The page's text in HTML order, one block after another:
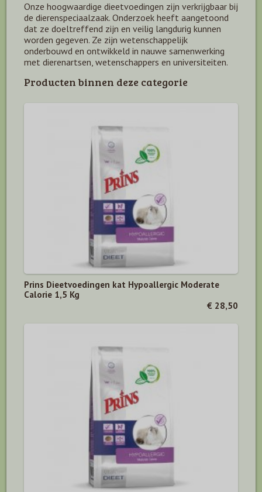
Onze hoogwaardige dieetvoedingen zijn verkrijgbaar bij
de dierenspeciaalzaak. Onderzoek heeft aangetoond
dat ze doeltreffend zijn en veilig langdurig kunnen
worden gegeven. Ze zijn wetenschappelijk
onderbouwd en ontwikkeld in nauwe samenwerking
met dierenartsen, wetenschappers en universiteiten.
Producten binnen deze categorie
Prins Dieetvoedingen kat Hypoallergic Moderate
Calorie 1,5 Kg
€ 28,50